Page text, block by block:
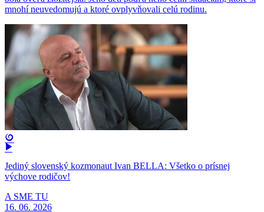
mnohí neuvedomujú a ktoré ovplyvňovali celú rodinu.
Jediný slovenský kozmonaut Ivan BELLA: Všetko o prísnej
výchove rodičov!
A SME TU
16. 06. 2026